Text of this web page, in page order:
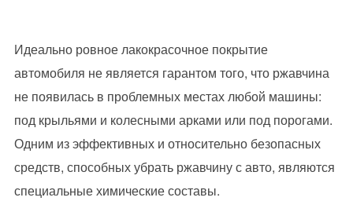
Идеально ровное лакокрасочное покрытие
автомобиля не является гарантом того, что ржавчина
не появилась в проблемных местах любой машины:
под крыльями и колесными арками или под порогами.
Одним из эффективных и относительно безопасных
средств, способных убрать ржавчину с авто, являются
специальные химические составы.